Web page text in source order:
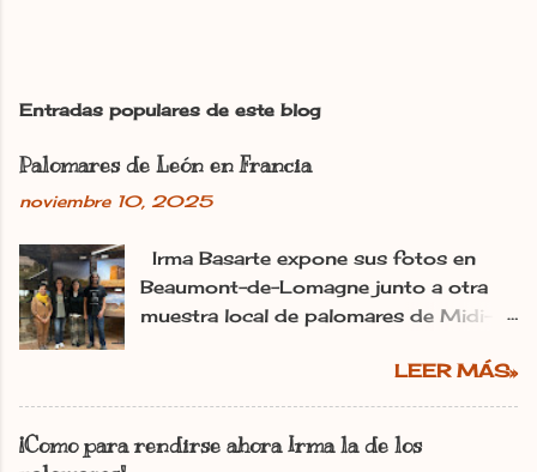
a
u
c
m
e
n
t
a
Entradas populares de este blog
Palomares de León en Francia
noviembre 10, 2025
Irma Basarte expone sus fotos en
Beaumont-de-Lomagne junto a otra
muestra local de palomares de Midi-
izquierda) con Miguel Pastrana y las
colaboradoras francesas. dl Ana
Gaitero León 11.11.2025 | 06:00
Actualizado: 11.11.2025 | 10:25 En:
LEER MÁS»
¡Como para rendirse ahora Irma la de los